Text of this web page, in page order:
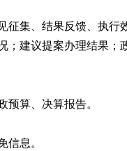
征集、结果反馈、执
；建议提案办理结果
预算、决算报告。
信息。